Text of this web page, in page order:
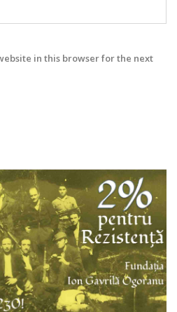
in this browser for the next